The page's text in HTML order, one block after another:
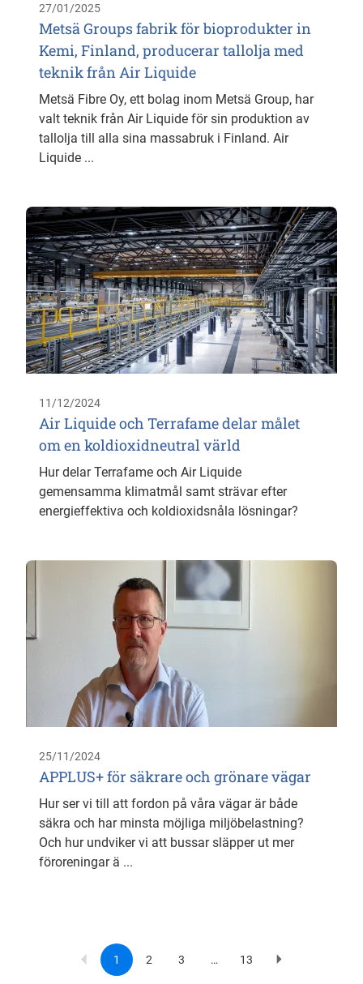
27/01/2025
Metsä Groups fabrik för bioprodukter in
Kemi, Finland, producerar tallolja med
teknik från Air Liquide
Metsä Fibre Oy, ett bolag inom Metsä Group, har
valt teknik från Air Liquide för sin produktion av
tallolja till alla sina massabruk i Finland. Air
Liquide ...
11/12/2024
Air Liquide och Terrafame delar målet
om en koldioxidneutral värld
Hur delar Terrafame och Air Liquide
gemensamma klimatmål samt strävar efter
energieffektiva och koldioxidsnåla lösningar?
25/11/2024
APPLUS+ för säkrare och grönare vägar
Hur ser vi till att fordon på våra vägar är både
säkra och har minsta möjliga miljöbelastning?
Och hur undviker vi att bussar släpper ut mer
föroreningar ä ...
Current
page
1 Page
2 Page
3 …
Last
13
Next